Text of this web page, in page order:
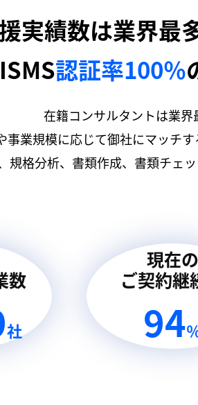
実績数は業界最
ISMS認証率100％
在籍コンサルタントは業界
事業規模に応じて御社にマッチす
規格分析、書類作成、書類チェ
数
社
現在の
ご契約継
94